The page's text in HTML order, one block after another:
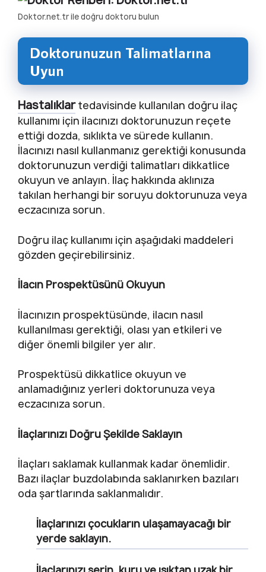
Doktor.net.tr ile doğru doktoru bulun
Doktorunuzun Talimatlarına
Uyun
Hastalıklartedavisinde kullanılan doğru ilaç
kullanımı için ilacınızı doktorunuzun reçete
ettiği dozda, sıklıkta ve sürede kullanın.
İlacınızı nasıl kullanmanız gerektiği konusunda
doktorunuzun verdiği talimatları dikkatlice
okuyun ve anlayın. İlaç hakkında aklınıza
takılan herhangi bir soruyu doktorunuza veya
eczacınıza sorun.
Doğru ilaç kullanımı için aşağıdaki maddeleri
gözden geçirebilirsiniz.
İlacın Prospektüsünü Okuyun
İlacınızın prospektüsünde, ilacın nasıl
kullanılması gerektiği, olası yan etkileri ve
diğer önemli bilgiler yer alır.
Prospektüsü dikkatlice okuyun ve
anlamadığınız yerleri doktorunuza veya
eczacınıza sorun.
İlaçlarınızı Doğru Şekilde Saklayın
İlaçları saklamak kullanmak kadar önemlidir.
Bazı ilaçlar buzdolabında saklanırken bazıları
oda şartlarında saklanmalıdır.
İlaçlarınızı çocukların ulaşamayacağı bir
yerde saklayın.